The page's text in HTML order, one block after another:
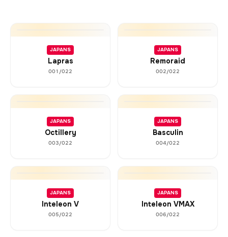
JAPANS
Lapras
001/022
JAPANS
Remoraid
002/022
JAPANS
Octillery
003/022
JAPANS
Basculin
004/022
JAPANS
Inteleon V
005/022
JAPANS
Inteleon VMAX
006/022